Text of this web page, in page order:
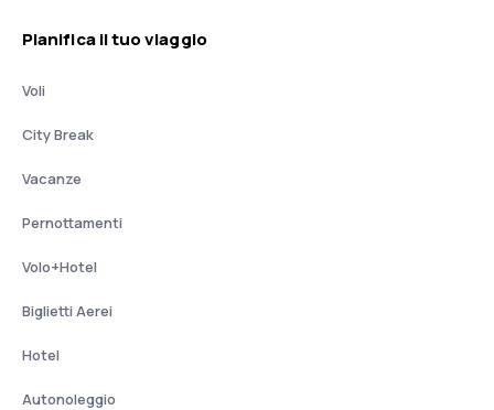
Pianifica il tuo viaggio
Voli
City Break
Vacanze
Pernottamenti
Volo+Hotel
Biglietti Aerei
Hotel
Autonoleggio